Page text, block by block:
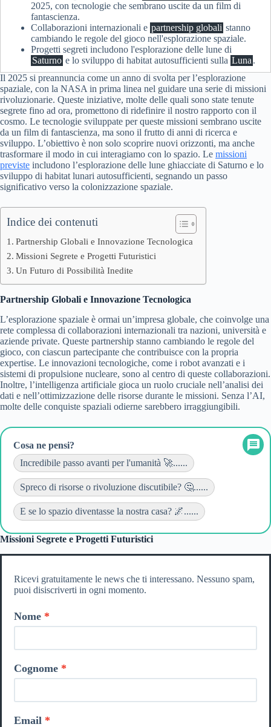
2025, con tecnologie che sembrano uscite da un film di
fantascienza.
Collaborazioni internazionali e partnership globali stanno
cambiando le regole del gioco nell'esplorazione spaziale.
Progetti segreti includono l'esplorazione delle lune di
Saturno e lo sviluppo di habitat autosufficienti sulla Luna .
Il 2025 si preannuncia come un anno di svolta per l’esplorazione
spaziale, con la NASA in prima linea nel guidare una serie di missioni
rivoluzionarie. Queste iniziative, molte delle quali sono state tenute
segrete fino ad ora, promettono di ridefinire il nostro rapporto con il
cosmo. Le tecnologie sviluppate per queste missioni sembrano uscite
da un film di fantascienza, ma sono il frutto di anni di ricerca e
sviluppo. L’obiettivo è non solo scoprire nuovi orizzonti, ma anche
trasformare il modo in cui interagiamo con lo spazio. Le missioni
previste includono l’esplorazione delle lune ghiacciate di Saturno e lo
sviluppo di habitat lunari autosufficienti, segnando un passo
significativo verso la colonizzazione spaziale.
Indice dei contenuti
Partnership Globali e Innovazione Tecnologica
Missioni Segrete e Progetti Futuristici
Un Futuro di Possibilità Inedite
Partnership Globali e Innovazione Tecnologica
L’esplorazione spaziale è ormai un’impresa globale, che coinvolge una
rete complessa di collaborazioni internazionali tra nazioni, università e
aziende private. Queste partnership stanno cambiando le regole del
gioco, con ciascun partecipante che contribuisce con la propria
expertise. Le innovazioni tecnologiche, come i robot avanzati e i
sistemi di propulsione nucleare, sono al centro di queste collaborazioni.
Inoltre, l’intelligenza artificiale gioca un ruolo cruciale nell’analisi dei
dati e nell’ottimizzazione delle risorse durante le missioni. Senza l’AI,
molte delle conquiste spaziali odierne sarebbero irraggiungibili.
Cosa ne pensi?
Incredibile passo avanti per l'umanità 🚀......
Spreco di risorse o rivoluzione discutibile? 🤔......
E se lo spazio diventasse la nostra casa? 🌌......
Missioni Segrete e Progetti Futuristici
Ricevi gratuitamente le news che ti interessano. Nessuno spam,
puoi disiscriverti in ogni momento.
Nome
Cognome
Email